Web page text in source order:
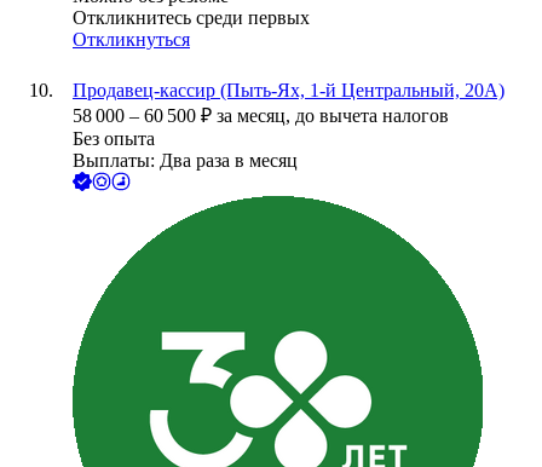
Откликнитесь среди первых
Откликнуться
Продавец-кассир (Пыть-Ях, 1-й Центральный, 20А)
58 000 – 60 500 ₽ за месяц, до вычета налогов
Без опыта
Выплаты: Два раза в месяц